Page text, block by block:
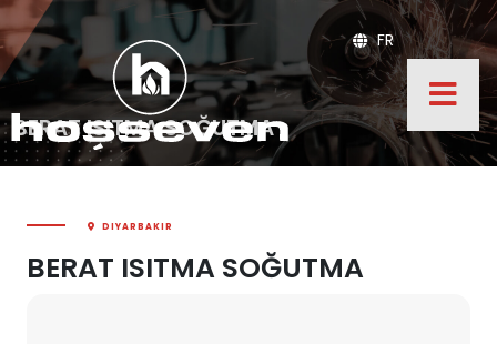
FR
BERAT ISITMA SOĞUTMA
DIYARBAKIR
BERAT ISITMA SOĞUTMA